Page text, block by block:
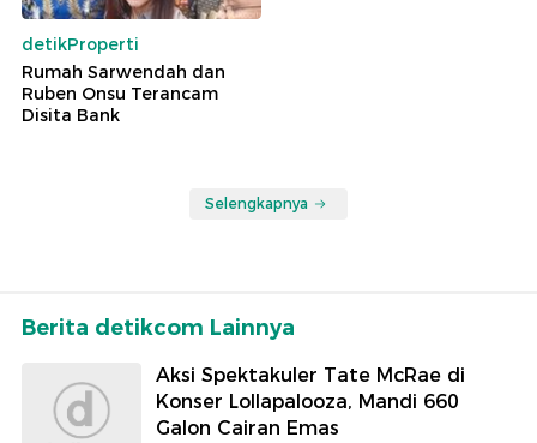
detikProperti
Rumah Sarwendah dan
Ruben Onsu Terancam
Disita Bank
Selengkapnya
Berita detikcom Lainnya
Aksi Spektakuler Tate McRae di
Konser Lollapalooza, Mandi 660
Galon Cairan Emas